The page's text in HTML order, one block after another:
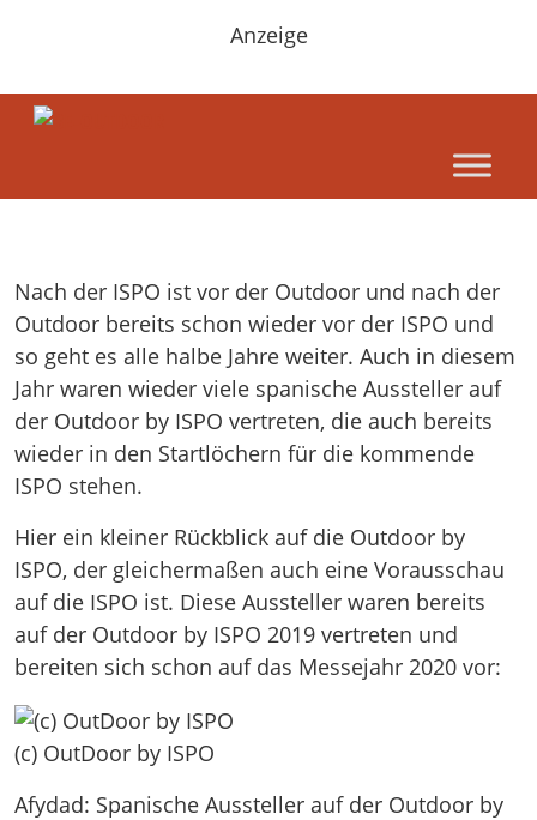
Anzeige
Nach der ISPO ist vor der Outdoor und nach der
Outdoor bereits schon wieder vor der ISPO und
so geht es alle halbe Jahre weiter. Auch in diesem
Jahr waren wieder viele spanische Aussteller auf
der Outdoor by ISPO vertreten, die auch bereits
wieder in den Startlöchern für die kommende
ISPO stehen.
Hier ein kleiner Rückblick auf die Outdoor by
ISPO, der gleichermaßen auch eine Vorausschau
auf die ISPO ist. Diese Aussteller waren bereits
auf der Outdoor by ISPO 2019 vertreten und
bereiten sich schon auf das Messejahr 2020 vor:
(c) OutDoor by ISPO
Afydad: Spanische Aussteller auf der Outdoor by